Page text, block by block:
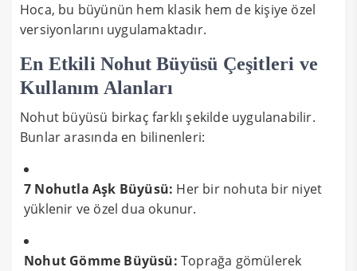
Hoca, bu büyünün hem klasik hem de kişiye özel
versiyonlarını uygulamaktadır.
En Etkili Nohut Büyüsü Çeşitleri ve
Kullanım Alanları
Nohut büyüsü birkaç farklı şekilde uygulanabilir.
Bunlar arasında en bilinenleri:
7 Nohutla Aşk Büyüsü: Her bir nohuta bir niyet
yüklenir ve özel dua okunur.
Nohut Gömme Büyüsü: Toprağa gömülerek